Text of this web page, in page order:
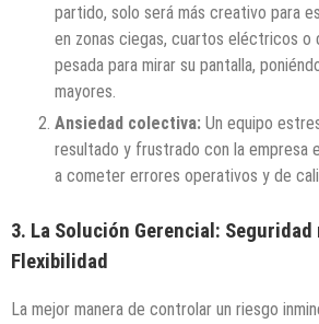
partido, solo será más creativo para
en zonas ciegas, cuartos eléctricos o
pesada para mirar su pantalla,
mayores.
Ansiedad colectiva: Un equipo
resultado y frustrado con la empresa
a cometer errores operativos y de
3. La Solución Gerencial:
Flexibilidad
La mejor manera de controlar un riesgo